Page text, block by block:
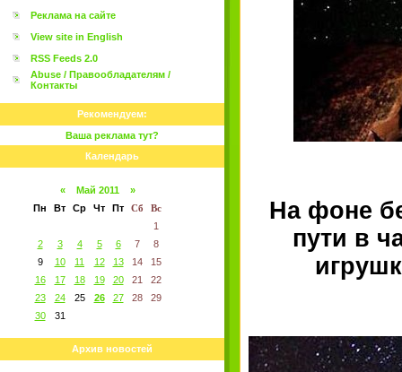
Реклама на сайте
View site in English
RSS Feeds 2.0
Abuse / Правообладателям /
Контакты
Рекомендуем:
Ваша реклама тут?
Календарь
« Май 2011
»
Пн
Вт Ср Чт Пт Сб
Вс
1
2
3 4 5 6 7
8
9
10 11 12 13 14
15
16
17 18 19 20 21
22
23
24 25 26 27 28
29
30
31
Архив новостей
На фоне
пути в